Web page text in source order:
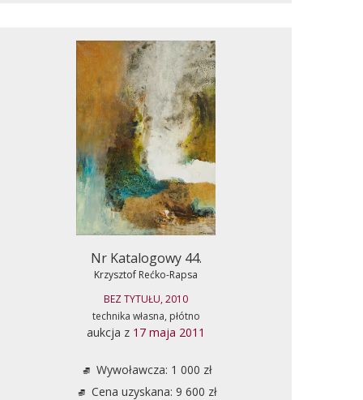
Nr Katalogowy 44.
Krzysztof Rećko-Rapsa
BEZ TYTUŁU, 2010
technika własna, płótno
aukcja z 17 maja 2011
Wywoławcza: 1 000 zł
Cena uzyskana: 9 600 zł